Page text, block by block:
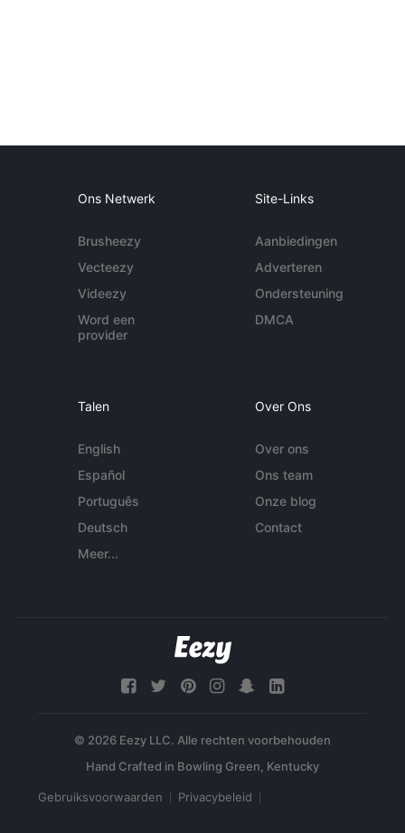
Ons Netwerk
Brusheezy
Vecteezy
Videezy
Word een
provider
Site-Links
Aanbiedingen
Adverteren
Ondersteuning
DMCA
Talen
English
Español
Português
Deutsch
Meer...
Over Ons
Over ons
Ons team
Onze blog
Contact
© 2026 Eezy LLC. Alle rechten voorbehouden
Gebruiksvoorwaarden Privacybeleid